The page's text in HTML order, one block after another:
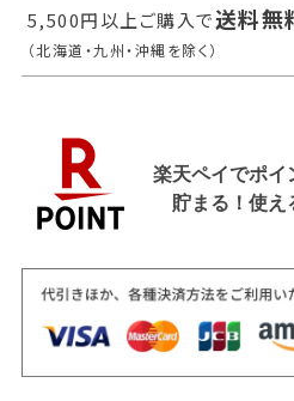
5,500円以上ご購入で送料無
（北海道・九州・沖縄を除く）